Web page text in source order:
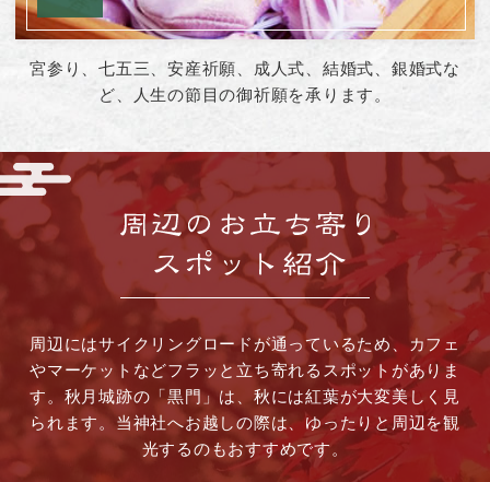
宮参り、七五三、安産祈願、成人式、結婚式、 銀婚式な
ど、人生の節目の御祈願を承ります。
周辺にはサイクリングロードが通っているため、 カフェ
やマーケットなどフラッと立ち寄れるスポットがありま
す。 秋月城跡の「黒門」は、秋には紅葉が大変美しく見
られます。 当神社へお越しの際は、ゆったりと周辺を観
光するのもおすすめです。